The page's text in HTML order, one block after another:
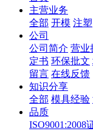
主营业务
全部 开模 注塑
公司
公司简介 营业
定书 环保批文
留言 在线反馈
知识分享
全部 模具经验
品质
ISO9001:2008